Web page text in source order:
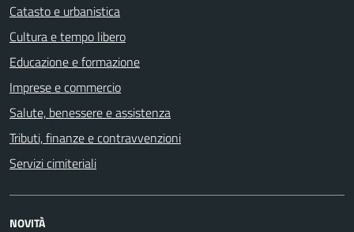
Catasto e urbanistica
Cultura e tempo libero
Educazione e formazione
Imprese e commercio
Salute, benessere e assistenza
Tributi, finanze e contravvenzioni
Servizi cimiteriali
NOVITÀ